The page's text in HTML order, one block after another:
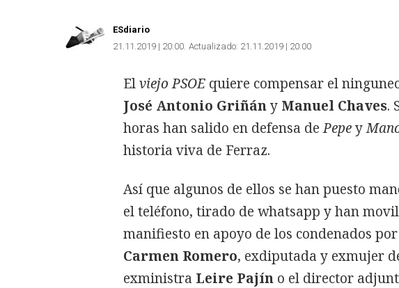
ESdiario
21.11.2019 | 20:00 Actualizado: 21.11.2019 | 20:00
Elviejo PSOE quiere compensar el
José Antonio Griñány Manuel Chaves.
horas han salido en defensa dePepey
historia viva de Ferraz.
Así que algunos de ellos se han puesto
el teléfono, tirado de whatsapp y han
manifiesto en apoyo de los condenados
Carmen Romero, exdiputada y exmujer
exministra Leire Pajín o el director